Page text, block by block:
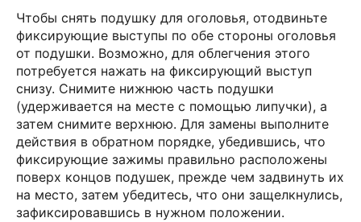
Чтобы снять подушку для оголовья, отодвиньте
фиксирующие выступы по обе стороны оголовья
от подушки. Возможно, для облегчения этого
потребуется нажать на фиксирующий выступ
снизу. Снимите нижнюю часть подушки
(удерживается на месте с помощью липучки), а
затем снимите верхнюю. Для замены выполните
действия в обратном порядке, убедившись, что
фиксирующие зажимы правильно расположены
поверх концов подушек, прежде чем задвинуть их
на место, затем убедитесь, что они защелкнулись,
зафиксировавшись в нужном положении.